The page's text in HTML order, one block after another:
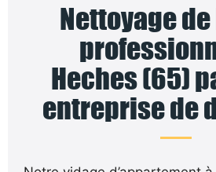
Nettoyage
Heches (65)
entreprise de